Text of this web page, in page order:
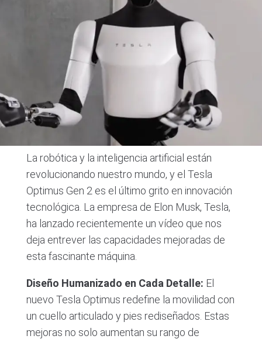
La robótica y la inteligencia artificial están
revolucionando nuestro mundo, y el Tesla
Optimus Gen 2 es el último grito en innovación
tecnológica. La empresa de Elon Musk, Tesla,
ha lanzado recientemente un vídeo que nos
deja entrever las capacidades mejoradas de
esta fascinante máquina.
Diseño Humanizado en Cada Detalle: El
nuevo Tesla Optimus redefine la movilidad con
un cuello articulado y pies rediseñados. Estas
mejoras no solo aumentan su rango de